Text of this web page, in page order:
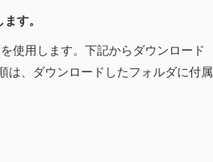
す。
使用します。下記からダウンロード
は、ダウンロードしたフォルダに付属